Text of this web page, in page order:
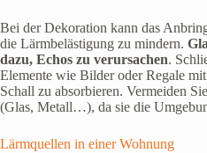
Bei der Dekoration kann das
die Lärmbelästigung zu mindern.
dazu, Echos zu verursachen.
Elemente wie Bilder oder Regale
Schall zu absorbieren. Vermeiden
(Glas, Metall…), da sie die
Lärmquellen in einer Wohnung